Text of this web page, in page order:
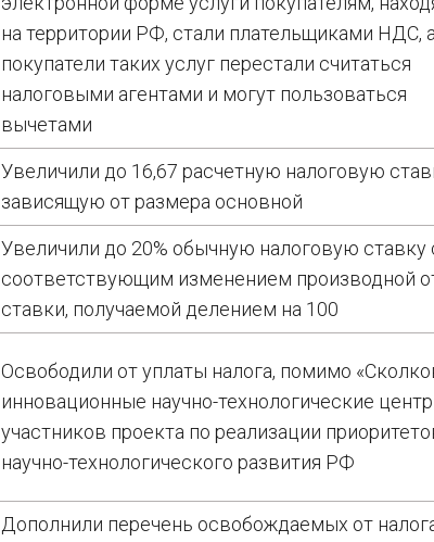
на территории РФ, стали плательщиками НДС, а
покупатели таких услуг перестали считаться
налоговыми агентами и могут пользоваться
вычетами
Увеличили до 16,67 расчетную налоговую
зависящую от размера основной
Увеличили до 20% обычную налоговую ставку
соответствующим изменением производной
ставки, получаемой делением на 100
Освободили от уплаты налога, помимо
инновационные научно-технологические
участников проекта по реализации
научно-технологического развития РФ
Дополнили перечень освобождаемых от